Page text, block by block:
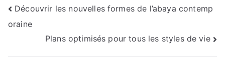
Navigation
de
l’article
Découvrir les nouvelles formes de l’abaya contemp
oraine
Plans optimisés pour tous les styles de vie